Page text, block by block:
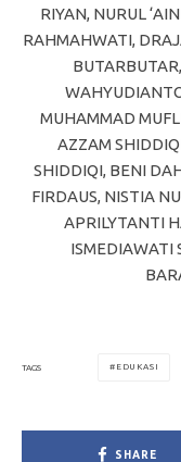
RIYAN, NURUL
RAHMAHWATI,
MUHAMMAD
AZZAM
SHIDDIQI, BENI
FIRDAUS, NISTIA
APRILYTANTI
ISMEDIAWATI
TAGS EDUKASI
SHARE